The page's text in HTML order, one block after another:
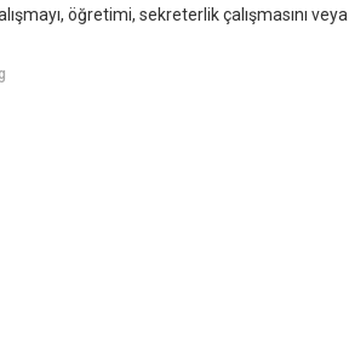
öğretimi, sekreterlik çalışmasını veya